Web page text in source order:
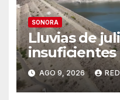
SONORA
Lluvias de
insuficientes
el ciclo
Yaqui
AGO 9, 2026